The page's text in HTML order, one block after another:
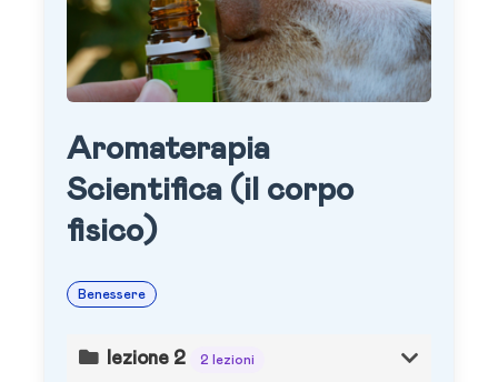
Aromaterapia
Scientifica (il corpo
fisico)
Benessere
lezione 2 2 lezioni